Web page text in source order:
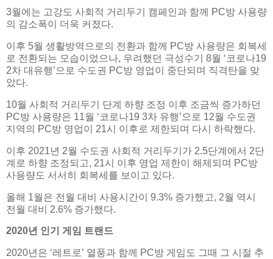
3월에는 고강도 사회적 거리두기 캠페인과 함께 PC방 사용량
의 감소폭이 더욱 커졌다.
이후 5월 생활방역으로의 전환과 함께 PC방 사용량은 회복세
로 전환되는 모습이었으나, 우려했던 극성수기 8월 ‘코로나19
2차 대유행’으로 수도권 PC방 영업이 중단되며 직격탄을 맞
았다.
10월 사회적 거리두기 단계 하향 조정 이후 조금씩 증가하던
PC방 사용량은 11월 ‘코로나19 3차 유행’으로 12월 수도권
지역의 PC방 영업이 21시 이후로 제한되며 다시 하락했다.
이후 2021년 2월 수도권 사회적 거리두기가 2.5단계에서 2단
계로 하향 조정되고, 21시 이후 영업 제한이 해제되며 PC방
사용량도 서서히 회복세를 보이고 있다.
올해 1월은 전월 대비 사용시간이 9.3% 증가했고, 2월 역시
전월 대비 2.6% 증가했다.
2020년 인기 게임 트랜드
2020년은 ‘레트로’ 열풍과 함께 PC방 게임도 그때 그 시절 추